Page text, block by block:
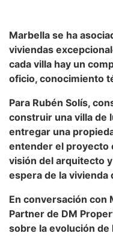
Marbella se ha
viviendas
cada villa hay un
oficio, conocimiento
Para Rubén Solís,
construir una villa de
entregar una
entender el proyecto
visión del arquitecto
espera de la vivienda
En conversación con
Partner de DM
sobre la evolución